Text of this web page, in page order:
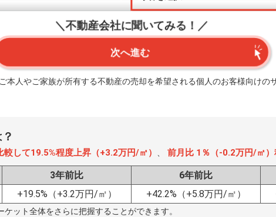
＼不動産会社に聞いてみる！／
次へ進む
本人やご家族が所有する不動産の売却を希望される個人のお客様向けの
較して19.5%程度上昇（+3.2万円/㎡） 、 前月比 1％（-0.2万円/㎡）
3年前比 6年前比
+19.5% （+3.2万円/㎡） +42.2% （+5.8万円/㎡）
ット全体をさらに把握することができます。